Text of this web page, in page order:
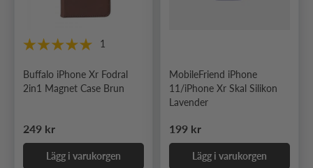
1
Buffalo iPhone Xr Fodral
2in1 Magnet Case Brun
Ordinarie pris
249 kr
Lägg i varukorgen
MobileFriend iPhone
11/iPhone Xr Skal Silikon
Lavender
Ordinarie pris
199 kr
Lägg i varukorgen